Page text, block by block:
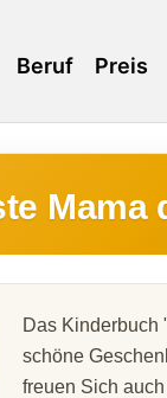
Beruf Preis
Mama
Das Kinderbuch
schöne
freuen Sich